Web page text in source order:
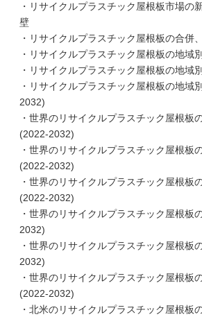
・リサイクルプラスチック屋根板市場の
壁
・リサイクルプラスチック屋根板の合併
・リサイクルプラスチック屋根板の地域
・リサイクルプラスチック屋根板の地域
・リサイクルプラスチック屋根板の地域
2032)
・世界のリサイクルプラスチック屋根板
(2022-2032)
・世界のリサイクルプラスチック屋根板
(2022-2032)
・世界のリサイクルプラスチック屋根板
(2022-2032)
・世界のリサイクルプラスチック屋根板
2032)
・世界のリサイクルプラスチック屋根板
2032)
・世界のリサイクルプラスチック屋根板
(2022-2032)
・北米のリサイクルプラスチック屋根板